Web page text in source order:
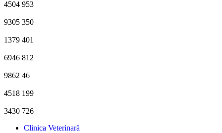
4504 953
9305 350
1379 401
6946 812
9862 46
4518 199
3430 726
Clinica Veterinară